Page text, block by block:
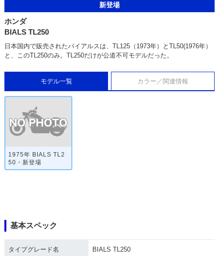
新登場
ホンダ
BIALS TL250
日本国内で販売されたバイアルスは、TL125（1973年）とTL50(1976年）
と、このTL250のみ。TL250だけが公道不可モデルだった。
モデル一覧 カラー／関連情報
1975年 BIALS TL2
50・新登場
基本スペック
タイプグレード名 BIALS TL250